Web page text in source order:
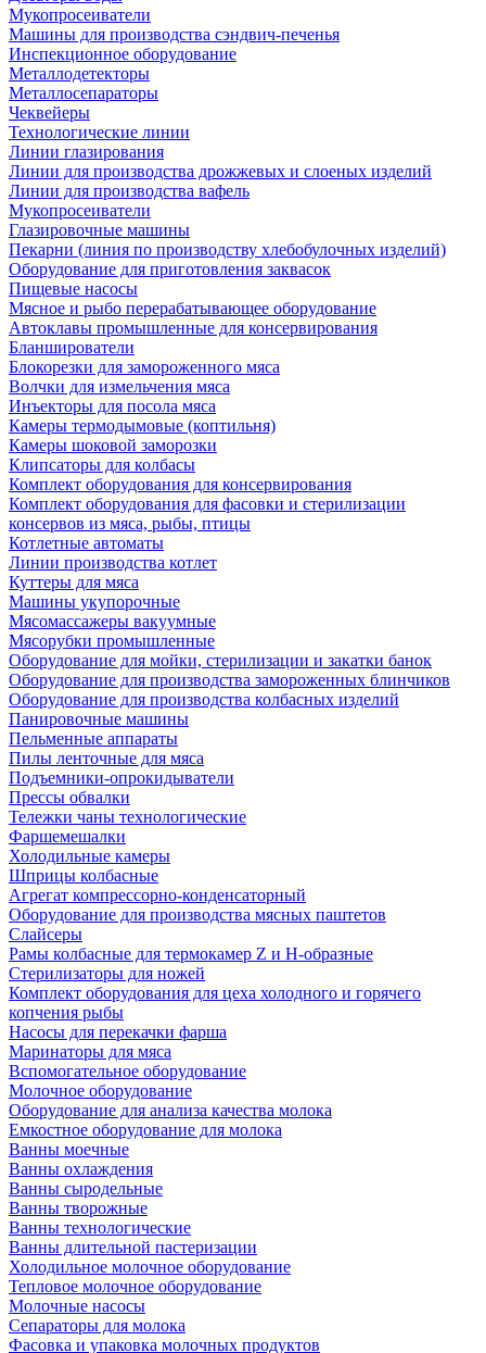
Мукопросеиватели
Машины для производства сэндвич-печенья
Инспекционное оборудование
Металлодетекторы
Металлосепараторы
Чеквейеры
Технологические линии
Линии глазирования
Линии для производства дрожжевых и слоеных изделий
Линии для производства вафель
Мукопросеиватели
Глазировочные машины
Пекарни (линия по производству хлебобулочных изделий)
Оборудование для приготовления заквасок
Пищевые насосы
Мясное и рыбо перерабатывающее оборудование
Автоклавы промышленные для консервирования
Бланширователи
Блокорезки для замороженного мяса
Волчки для измельчения мяса
Инъекторы для посола мяса
Камеры термодымовые (коптильня)
Камеры шоковой заморозки
Клипсаторы для колбасы
Комплект оборудования для консервирования
Комплект оборудования для фасовки и стерилизации
консервов из мяса, рыбы, птицы
Котлетные автоматы
Линии производства котлет
Куттеры для мяса
Машины укупорочные
Мясомассажеры вакуумные
Мясорубки промышленные
Оборудование для мойки, стерилизации и закатки банок
Оборудование для производства замороженных блинчиков
Оборудование для производства колбасных изделий
Панировочные машины
Пельменные аппараты
Пилы ленточные для мяса
Подъемники-опрокидыватели
Прессы обвалки
Тележки чаны технологические
Фаршемешалки
Холодильные камеры
Шприцы колбасные
Агрегат компрессорно-конденсаторный
Оборудование для производства мясных паштетов
Слайсеры
Рамы колбасные для термокамер Z и H-образные
Стерилизаторы для ножей
Комплект оборудования для цеха холодного и горячего
копчения рыбы
Насосы для перекачки фарша
Маринаторы для мяса
Вспомогательное оборудование
Молочное оборудование
Оборудование для анализа качества молока
Емкостное оборудование для молока
Ванны моечные
Ванны охлаждения
Ванны сыродельные
Ванны творожные
Ванны технологические
Ванны длительной пастеризации
Холодильное молочное оборудование
Тепловое молочное оборудование
Молочные насосы
Сепараторы для молока
Фасовка и упаковка молочных продуктов